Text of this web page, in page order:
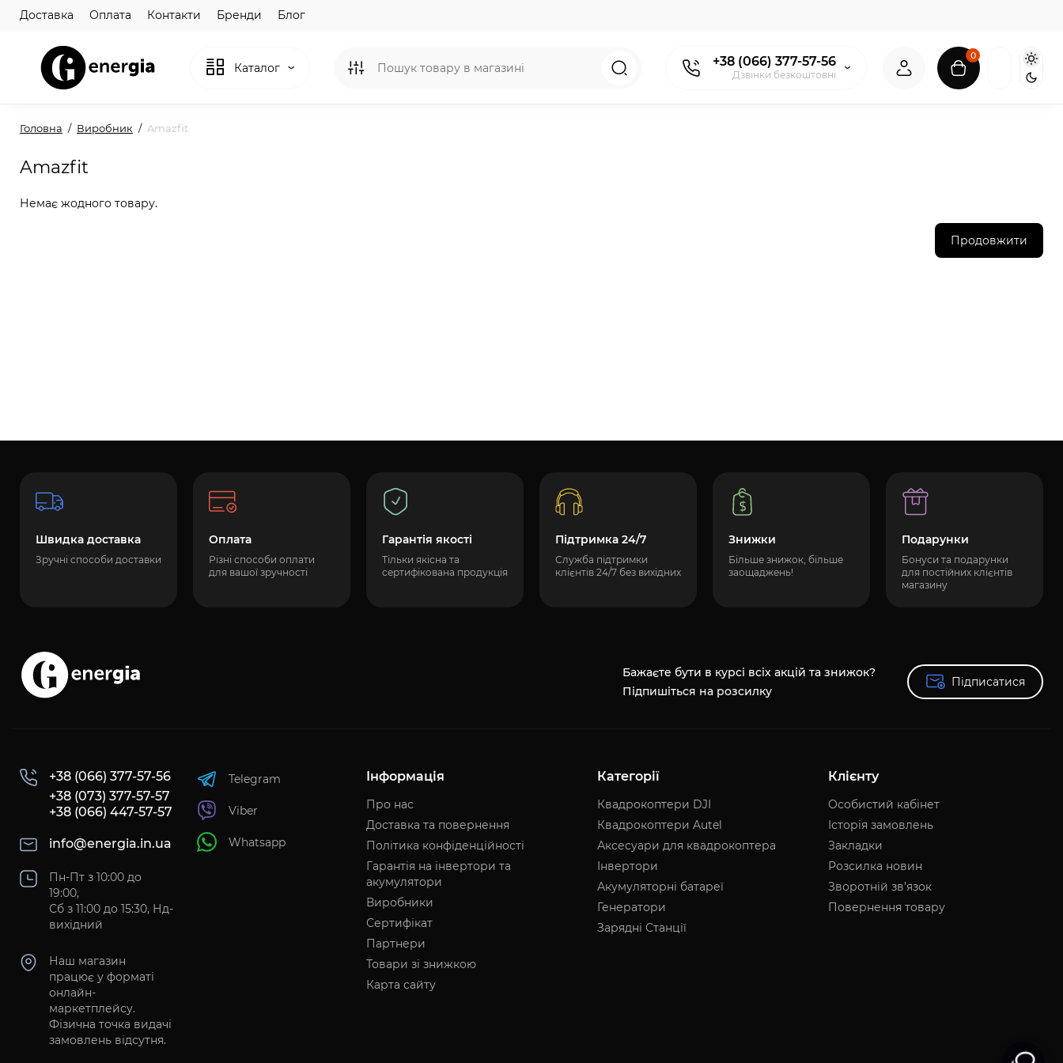
Доставка Оплата Контакти Бренди Блог
Каталог +38 (066) 377-57-56
Дзвінки безкоштовні
0
Головна Виробник Amazfit
Amazfit
Немає жодного товару.
Продовжити
Швидка доставка
Зручні способи доставки
Оплата
Різні способи оплати
для вашої зручності
Гарантія якості
Тільки якісна та
сертифікована продукція
Підтримка 24/7
Служба підтримки
клієнтів 24/7 без вихідних
Знижки
Більше знижок, більше
заощаджень!
Подарунки
Бонуси та подарунки
для постійних клієнтів
магазину
Бажаєте бути в курсі всіх акцій та знижок?
Підпишіться на розсилку
Підписатися
Підписатися
+38 (066) 377-57-56
+38 (073) 377-57-57
+38 (066) 447-57-57
info@energia.in.ua
Пн-Пт з 10:00 до
19:00,
Сб з 11:00 до 15:30, Нд-
вихідний
Наш магазин
працює у форматі
онлайн-
маркетплейсу.
Фізична точка видачі
замовлень відсутня.
Telegram
Viber
Whatsapp
Інформація
Про нас
Доставка та повернення
Політика конфіденційності
Гарантія на інвертори та
акумулятори
Виробники
Сертифікат
Партнери
Товари зі знижкою
Карта сайту
Категорії
Квадрокоптери DJI
Квадрокоптери Autel
Аксесуари для квадрокоптера
Інвертори
Акумуляторні батареї
Генератори
Зарядні Станції
Клієнту
Особистий кабінет
Історія замовлень
Закладки
Розсилка новин
Зворотній зв’язок
Повернення товару